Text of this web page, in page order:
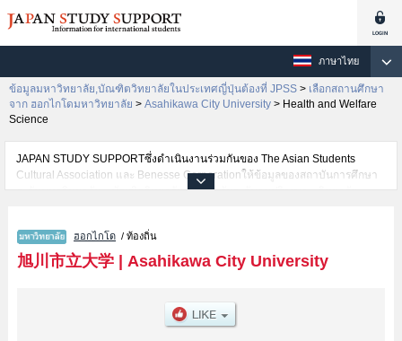
ภาษาไทย
ข้อมูลมหาวิทยาลัย,บัณฑิตวิทยาลัยในประเทศญี่ปุ่นต้องที่ JPSS > เลือกสถานศึกษา
จาก ฮอกไกโดมหาวิทยาลัย > Asahikawa City University > Health and Welfare
Science
JAPAN STUDY SUPPORTซึ่งดำเนินงานร่วมกันของ The Asian Students
Cultural Association และ Benesse Corporationให้ข้อมูลของสถาบันการศึกษา
ระดับมหาวิทยาลัย・บัณฑิตวิทยาลัย・วิทยาลัยระดับอนุปริญญา・วิทยาลัย
นักศึกษาต่างชาติเช่นข้อมูลของแต่ละคณะ,ข้อมูลการสอบคัดเลือกเข้าศึกษาเช่น
จำนวนคนที่รับสมัครหรือจำนวนคนที่ผ่านการสอบคัดเลือกเป็นต้น,แนะนำสถาน
ที่,การเดินทางเป็นต้นไว้ด้วยดังนั้นขอเชิญใช้บริการค้นหาข้อมูลตามอัธยาศัย
ฮอกไกโด / ท้องถิ่น
旭川市立大学| Asahikawa City University